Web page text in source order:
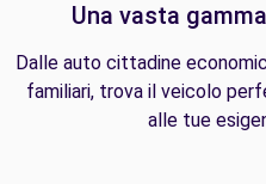
Una vasta
Dalle auto cittadine
familiari, trova il veicolo
alle tue